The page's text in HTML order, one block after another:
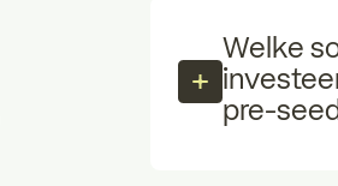
Welke
pre-